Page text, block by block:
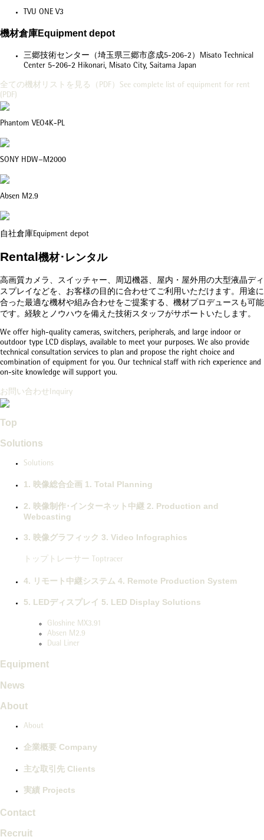
TVU ONE V3
機材倉庫Equipment depot
三郷技術センター（埼玉県三郷市彦成5-206-2 ） Misato Technical
Center 5-206-2 Hikonari, Misato City, Saitama Japan
全ての機材リストを見る（ PDF ） See complete list of equipment for rent
(PDF)
Phantom VEO4K-PL
SONY HDW−M2000
Absen M2.9
自社倉庫Equipment depot
Rental機材･レンタル
高画質カメラ、スイッチャー、周辺機器、屋内・屋外用の大型液晶ディ
スプレイなどを、お客様の目的に合わせてご利用いただけます。用途に
合った最適な機材や組み合わせをご提案する、機材プロデュースも可能
です。経験とノウハウを備えた技術スタッフがサポートいたします。
We offer high-quality cameras, switchers, peripherals, and large indoor or
outdoor type LCD displays, available to meet your purposes. We also provide
technical consultation services to plan and propose the right choice and
combination of equipment for you. Our technical staff with rich experience and
on-site knowledge will support you.
お問い合わせ Inquiry
Top
Solutions
Solutions
1. 映像総合企画 1. Total Planning
2. 映像制作･インターネット中継 2. Production and
Webcasting
3. 映像グラフィック 3. Video Infographics
トップトレーサー Toptracer
4. リモート中継システム 4. Remote Production System
5. LEDディスプレイ 5. LED Display Solutions
Gloshine MX3.91
Absen M2.9
Dual Liner
Equipment
News
About
About
企業概要 Company
主な取引先 Clients
実績 Projects
Contact
Recruit